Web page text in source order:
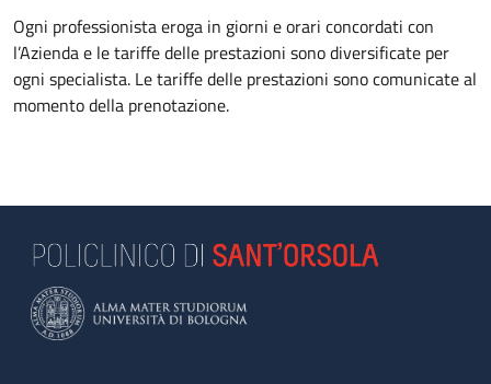
Ogni professionista eroga in giorni e orari concordati con
l’Azienda e le tariffe delle prestazioni sono diversificate per
ogni specialista. Le tariffe delle prestazioni sono comunicate al
momento della prenotazione.